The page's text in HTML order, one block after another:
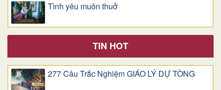
Tình yêu muôn thuở
TIN HOT
277 Câu Trắc Nghiệm GIÁO LÝ DỰ TÒNG